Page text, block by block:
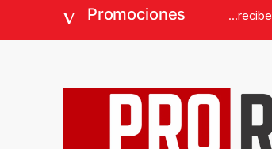
Promociones ...recibe